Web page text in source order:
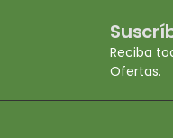
Reciba
Ofertas.